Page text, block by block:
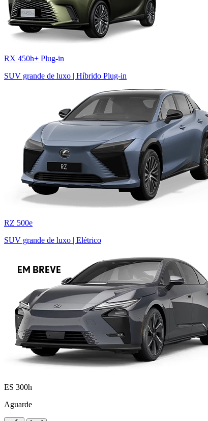
RX 450h+ Plug-in
SUV grande de luxo | Híbrido Plug-in
RZ 500e
SUV grande de luxo | Elétrico
ES 300h
Aguarde